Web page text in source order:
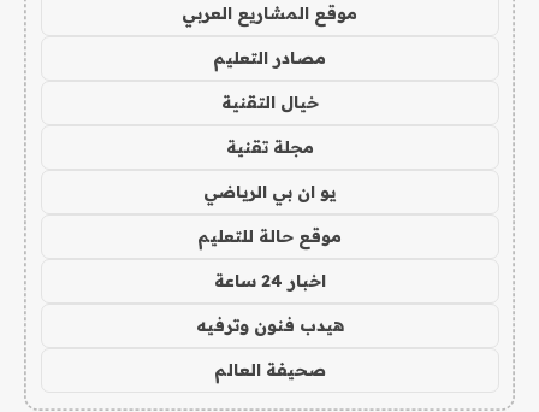
موقع المشاريع العربي
مصادر التعليم
خيال التقنية
مجلة تقنية
يو ان بي الرياضي
موقع حالة للتعليم
اخبار 24 ساعة
هيدب فنون وترفيه
صحيفة العالم